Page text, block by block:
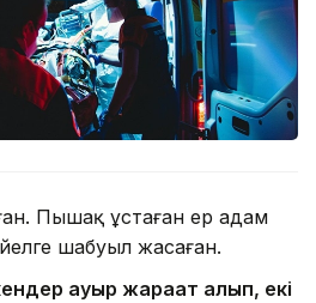
Пышақ ұстаған ер адам
шабуыл жасаған.
ауыр жарақат алып, екі